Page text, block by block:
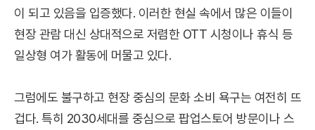
이 되고 있음을 입증했다. 이러한 현실 속에서 많은 이들이
현장 관람 대신 상대적으로 저렴한 OTT 시청이나 휴식 등
일상형 여가 활동에 머물고 있다.
그럼에도 불구하고 현장 중심의 문화 소비 욕구는 여전히 뜨
겁다. 특히 2030세대를 중심으로 팝업스토어 방문이나 스